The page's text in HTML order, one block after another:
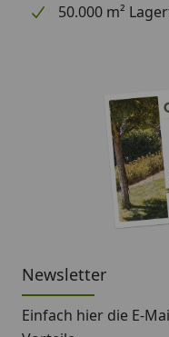
50.000 m²
Newsletter
Einfach hier die E-